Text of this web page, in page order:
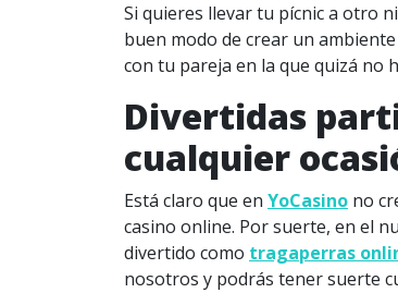
Si quieres llevar tu pícnic a otro
buen modo de crear un
con tu pareja en la que quizá no
Divertidas
cualquier
Está claro que en YoCasino no
casino online. Por suerte, en el
divertido como tragaperras
nosotros y podrás tener suerte